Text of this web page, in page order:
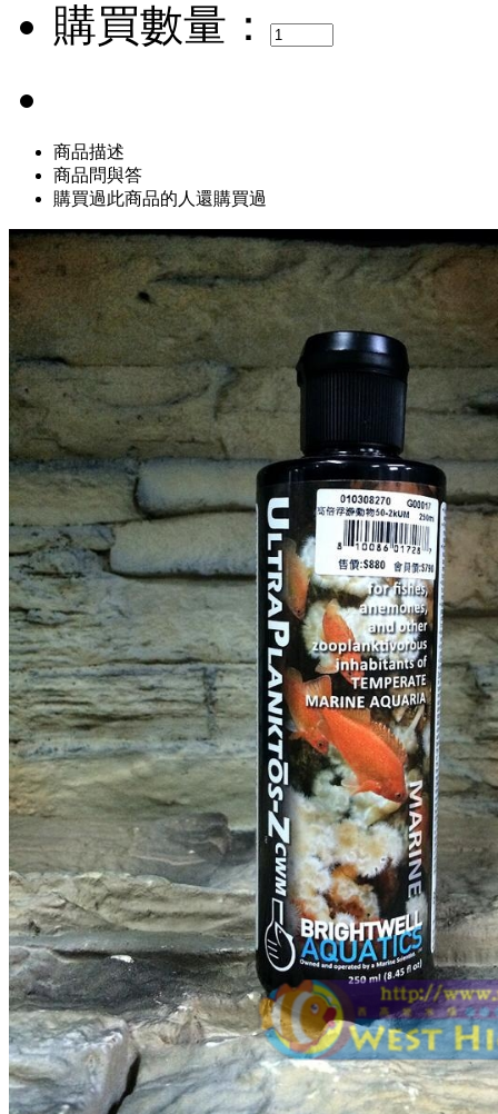
購買數量：
商品描述
商品問與答
購買過此商品的人還購買過